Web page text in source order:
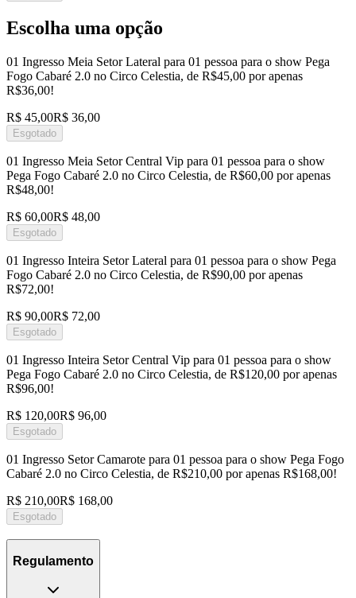
Escolha uma opção
01 Ingresso Meia Setor Lateral para 01 pessoa para o show Pega
Fogo Cabaré 2.0 no Circo Celestia, de R$45,00 por apenas
R$36,00!
R$ 45,00R$ 36,00
Esgotado
01 Ingresso Meia Setor Central Vip para 01 pessoa para o show
Pega Fogo Cabaré 2.0 no Circo Celestia, de R$60,00 por apenas
R$48,00!
R$ 60,00R$ 48,00
Esgotado
01 Ingresso Inteira Setor Lateral para 01 pessoa para o show Pega
Fogo Cabaré 2.0 no Circo Celestia, de R$90,00 por apenas
R$72,00!
R$ 90,00R$ 72,00
Esgotado
01 Ingresso Inteira Setor Central Vip para 01 pessoa para o show
Pega Fogo Cabaré 2.0 no Circo Celestia, de R$120,00 por apenas
R$96,00!
R$ 120,00R$ 96,00
Esgotado
01 Ingresso Setor Camarote para 01 pessoa para o show Pega Fogo
Cabaré 2.0 no Circo Celestia, de R$210,00 por apenas R$168,00!
R$ 210,00R$ 168,00
Esgotado
Regulamento